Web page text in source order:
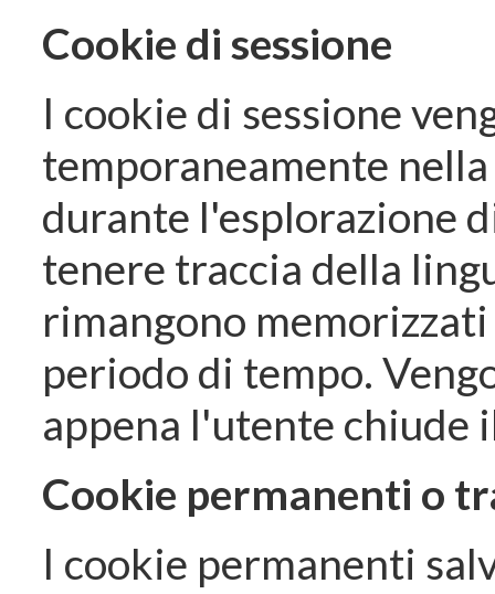
Cookie di sessione
I cookie di sessione
temporaneamente
durante l'esplorazione
tenere traccia della
rimangono
periodo di tempo.
appena l'utente chiude
Cookie permanenti o
I cookie permanenti